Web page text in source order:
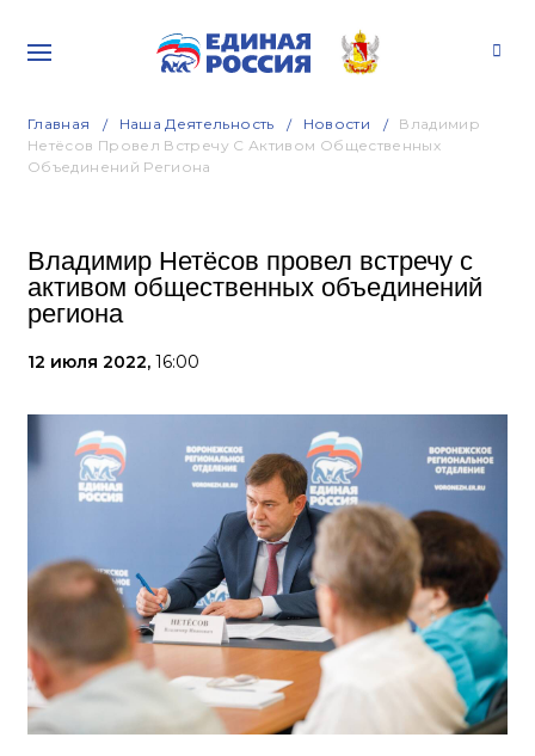
Главная Наша Деятельность Новости
Владимир
Нетёсов Провел Встречу С Активом Общественных
Объединений Региона
Владимир Нетёсов провел встречу с
активом общественных объединений
региона
12 июля 2022, 16:00